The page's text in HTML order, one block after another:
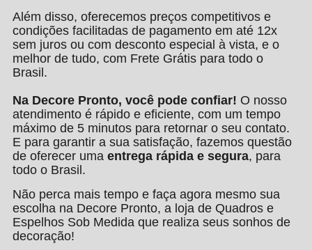
Além disso, oferecemos preços competitivos e
condições facilitadas de pagamento em até 12x
sem juros ou com desconto especial à vista, e o
melhor de tudo, com Frete Grátis para todo o
Brasil.
Na Decore Pronto, você pode confiar! O nosso
atendimento é rápido e eficiente, com um tempo
máximo de 5 minutos para retornar o seu contato.
E para garantir a sua satisfação, fazemos questão
de oferecer uma entrega rápida e segura, para
todo o Brasil.
Não perca mais tempo e faça agora mesmo sua
escolha na Decore Pronto, a loja de Quadros e
Espelhos Sob Medida que realiza seus sonhos de
decoração!